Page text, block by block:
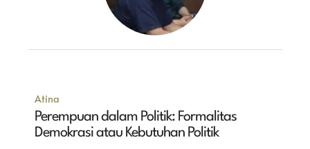
Atina
Perempuan dalam Politik: Formalitas
Demokrasi atau Kebutuhan Politik